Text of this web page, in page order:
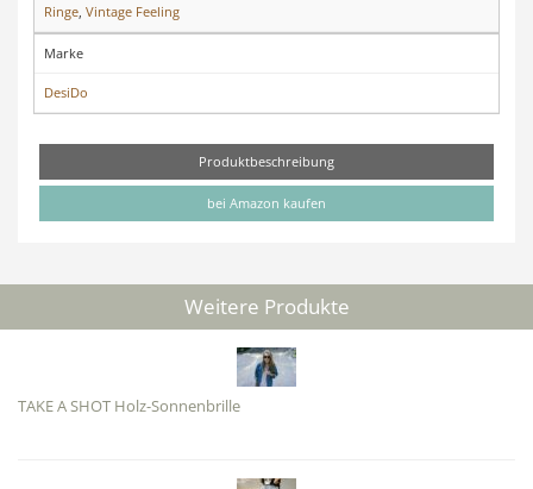
Ringe Vintage Feeling
Marke
DesiDo
Produktbeschreibung
bei Amazon kaufen
Weitere Produkte
TAKE A SHOT Holz-Sonnenbrille